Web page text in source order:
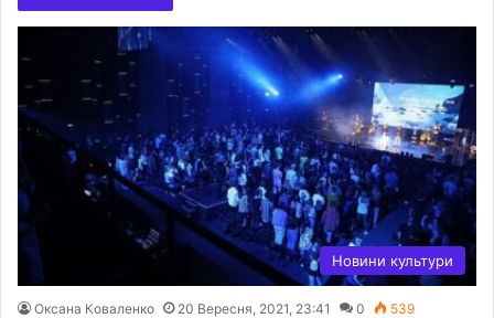
Новини культури
Оксана Коваленко 20 Вересня, 2021, 23:41 0 539